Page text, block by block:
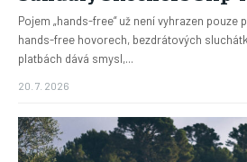
Pojem „hands-free“ už není vyhrazen
hands-free hovorech, bezdrátových
platbách dává smysl,...
20. 7. 2026